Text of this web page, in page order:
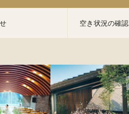
空き状況の確認